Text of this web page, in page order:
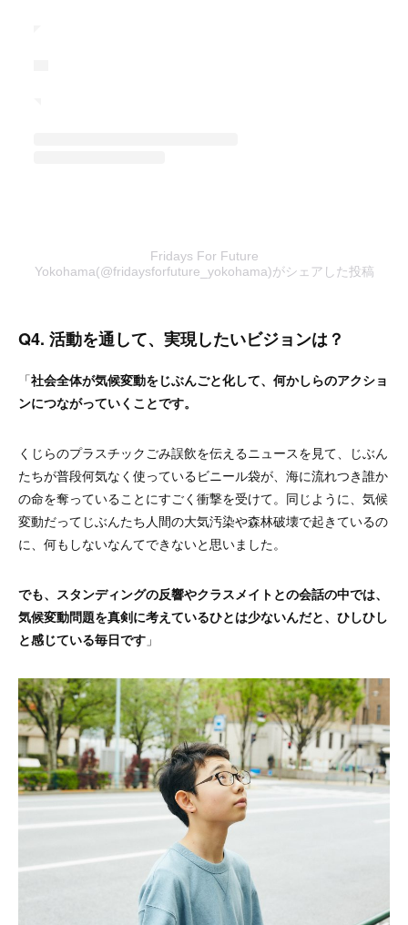
Fridays For Future
Yokohama(@fridaysforfuture_yokohama)がシェアした投稿
Q4. 活動を通して、実現したいビジョンは？
「社会全体が気候変動をじぶんごと化して、何かしらのアクショ
ンにつながっていくことです。
くじらのプラスチックごみ誤飲を伝えるニュースを見て、じぶん
たちが普段何気なく使っているビニール袋が、海に流れつき誰か
の命を奪っていることにすごく衝撃を受けて。同じように、気候
変動だってじぶんたち人間の大気汚染や森林破壊で起きているの
に、何もしないなんてできないと思いました。
でも、スタンディングの反響やクラスメイトとの会話の中では、
気候変動問題を真剣に考えているひとは少ないんだと、ひしひし
と感じている毎日です 」